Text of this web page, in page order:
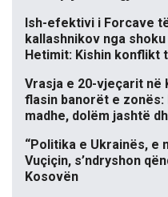
Ish-efektivi i Forcave
kallashnikov nga
Hetimit: Kishin konflikt
Vrasja e 20-vjeçarit në
flasin banorët e zonës:
madhe, dolëm jashtë
“Politika e Ukrainës, e
Vuçiçin, s’ndryshon
Kosovën